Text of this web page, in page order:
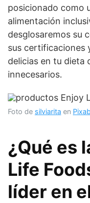
posicionado como
alimentación
desglosaremos su
sus certificaciones
delicias en tu dieta
innecesarios.
Foto de silviarita en
¿Qué es
Life
líder en